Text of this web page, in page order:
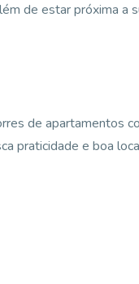
de estar próxima a
de apartamentos
praticidade e boa